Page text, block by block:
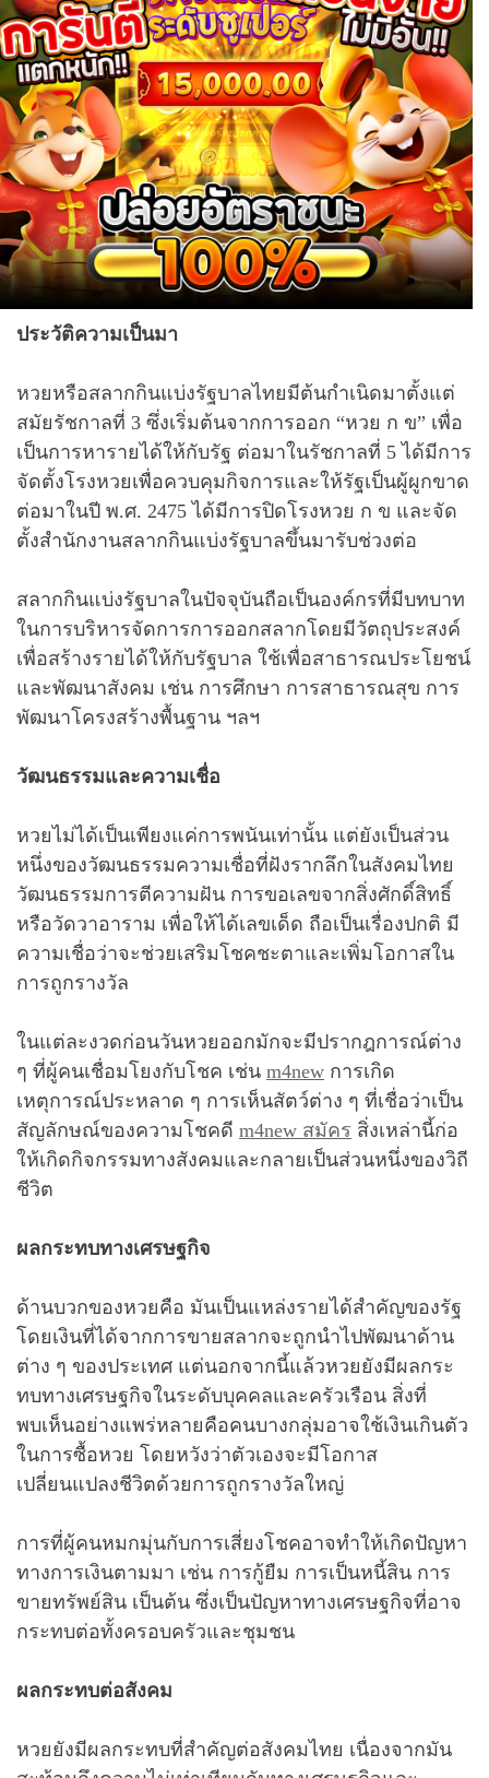
ประวัติความเป็นมา
หวยหรือสลากกินแบ่งรัฐบาลไทยมีต้นกำเนิดมาตั้งแต่
สมัยรัชกาลที่ 3 ซึ่งเริ่มต้นจากการออก “หวย ก ข” เพื่อ
เป็นการหารายได้ให้กับรัฐ ต่อมาในรัชกาลที่ 5 ได้มีการ
จัดตั้งโรงหวยเพื่อควบคุมกิจการและให้รัฐเป็นผู้ผูกขาด
ต่อมาในปี พ.ศ. 2475 ได้มีการปิดโรงหวย ก ข และจัด
ตั้งสำนักงานสลากกินแบ่งรัฐบาลขึ้นมารับช่วงต่อ
สลากกินแบ่งรัฐบาลในปัจจุบันถือเป็นองค์กรที่มีบทบาท
ในการบริหารจัดการการออกสลากโดยมีวัตถุประสงค์
เพื่อสร้างรายได้ให้กับรัฐบาล ใช้เพื่อสาธารณประโยชน์
และพัฒนาสังคม เช่น การศึกษา การสาธารณสุข การ
พัฒนาโครงสร้างพื้นฐาน ฯลฯ
วัฒนธรรมและความเชื่อ
หวยไม่ได้เป็นเพียงแค่การพนันเท่านั้น แต่ยังเป็นส่วน
หนึ่งของวัฒนธรรมความเชื่อที่ฝังรากลึกในสังคมไทย
วัฒนธรรมการตีความฝัน การขอเลขจากสิ่งศักดิ์สิทธิ์
หรือวัดวาอาราม เพื่อให้ได้เลขเด็ด ถือเป็นเรื่องปกติ มี
ความเชื่อว่าจะช่วยเสริมโชคชะตาและเพิ่มโอกาสใน
การถูกรางวัล
ในแต่ละงวดก่อนวันหวยออกมักจะมีปรากฎการณ์ต่าง
ๆ ที่ผู้คนเชื่อมโยงกับโชค เช่น m4new การเกิด
เหตุการณ์ประหลาด ๆ การเห็นสัตว์ต่าง ๆ ที่เชื่อว่าเป็น
สัญลักษณ์ของความโชคดี m4new สมัคร สิ่งเหล่านี้ก่อ
ให้เกิดกิจกรรมทางสังคมและกลายเป็นส่วนหนึ่งของวิถี
ชีวิต
ผลกระทบทางเศรษฐกิจ
ด้านบวกของหวยคือ มันเป็นแหล่งรายได้สำคัญของรัฐ
โดยเงินที่ได้จากการขายสลากจะถูกนำไปพัฒนาด้าน
ต่าง ๆ ของประเทศ แต่นอกจากนี้แล้วหวยยังมีผลกระ
ทบทางเศรษฐกิจในระดับบุคคลและครัวเรือน สิ่งที่
พบเห็นอย่างแพร่หลายคือคนบางกลุ่มอาจใช้เงินเกินตัว
ในการซื้อหวย โดยหวังว่าตัวเองจะมีโอกาส
เปลี่ยนแปลงชีวิตด้วยการถูกรางวัลใหญ่
การที่ผู้คนหมกมุ่นกับการเสี่ยงโชคอาจทำให้เกิดปัญหา
ทางการเงินตามมา เช่น การกู้ยืม การเป็นหนี้สิน การ
ขายทรัพย์สิน เป็นต้น ซึ่งเป็นปัญหาทางเศรษฐกิจที่อาจ
กระทบต่อทั้งครอบครัวและชุมชน
ผลกระทบต่อสังคม
หวยยังมีผลกระทบที่สำคัญต่อสังคมไทย เนื่องจากมัน